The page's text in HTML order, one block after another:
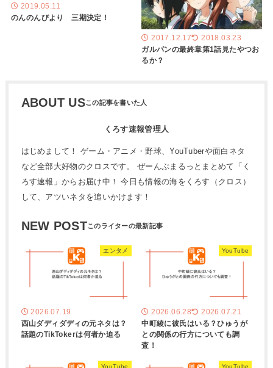
2019.05.11
のんのんびより 三期決定！
2017.12.17 2018.03.23
ガルパンの最終章第1話見たやつお
るか？
ABOUT US
くろす速報管理人
はじめまして！ ゲーム・アニメ・野球、YouTuberや面白ネタ
など全部大好物のクロスです。 ぜーんぶまるっとまとめて「く
ろす速報」からお届け中！ 今日も情報の海をくろす（クロス）
して、アツいネタを追いかけます！
NEW POST
エンタメ
2026.07.19
西山ダディダディの元ネタは？
話題のTikTokerは何者か迫る
YouTube
2026.06.28 2026.07.21
中町綾に彼氏はいる？ひゅうが
との関係の行方についても調
査！
YouTube YouTube